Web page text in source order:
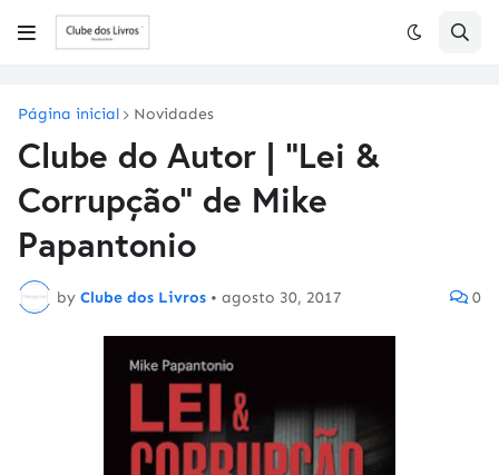
Página inicial Novidades
Clube do Autor | "Lei &
Corrupção" de Mike
Papantonio
by Clube dos Livros • agosto 30, 2017 0